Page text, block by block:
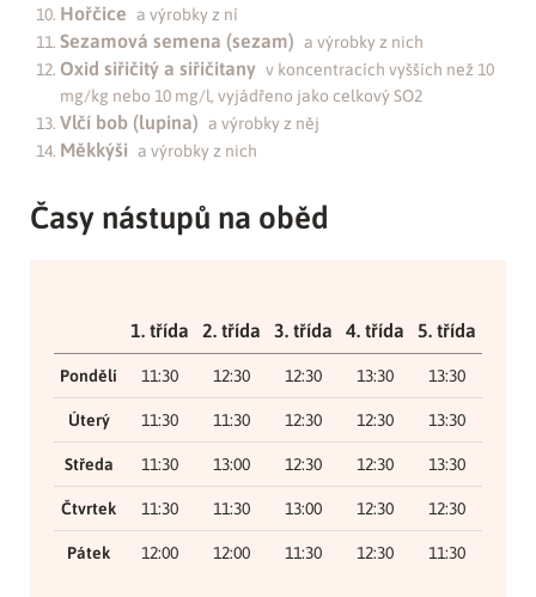
Hořčice a výrobky z ní
Sezamová semena (sezam) a výrobky z nich
Oxid siřičitý a siřičitany v koncentracích vyšších než 10
mg/kg nebo 10 mg/l, vyjádřeno jako celkový SO2
Vlčí bob (lupina) a výrobky z něj
Měkkýši a výrobky z nich
Časy nástupů na oběd
1. třída 2. třída 3. třída 4. třída 5. třída
Pondělí 11:30 12:30 12:30 13:30 13:30
Úterý 11:30 11:30 12:30 12:30 13:30
Středa 11:30 13:00 12:30 12:30 13:30
Čtvrtek 11:30 11:30 13:00 12:30 12:30
Pátek 12:00 12:00 11:30 12:30 11:30